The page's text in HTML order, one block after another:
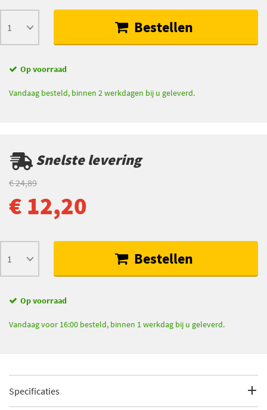
Bestellen
Op voorraad
Vandaag besteld, binnen 2 werkdagen bij u geleverd.
Snelste levering
€ 24,89
€ 12,20
Bestellen
Op voorraad
Vandaag voor 16:00 besteld, binnen 1 werkdag bij u geleverd.
Specificaties